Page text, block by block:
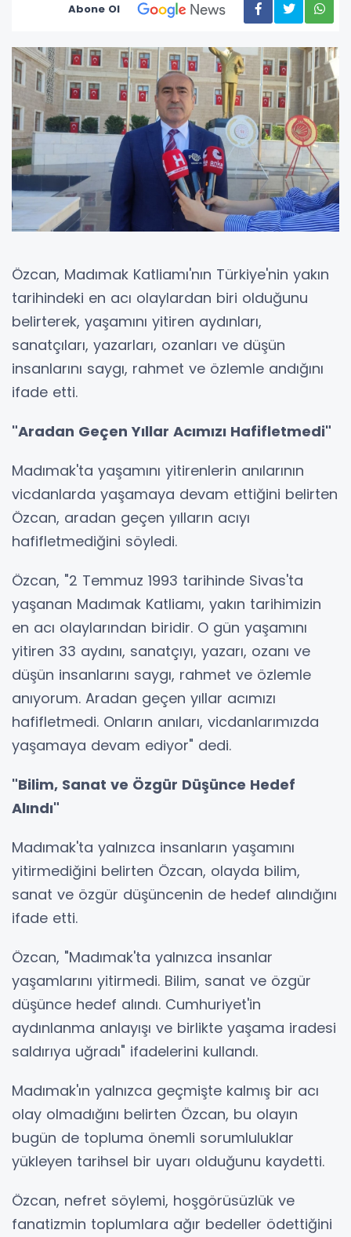
Abone Ol
Özcan, Madımak Katliamı'nın Türkiye'nin yakın
tarihindeki en acı olaylardan biri olduğunu
belirterek, yaşamını yitiren aydınları,
sanatçıları, yazarları, ozanları ve düşün
insanlarını saygı, rahmet ve özlemle andığını
ifade etti.
"Aradan Geçen Yıllar Acımızı Hafifletmedi"
Madımak'ta yaşamını yitirenlerin anılarının
vicdanlarda yaşamaya devam ettiğini belirten
Özcan, aradan geçen yılların acıyı
hafifletmediğini söyledi.
Özcan, "2 Temmuz 1993 tarihinde Sivas'ta
yaşanan Madımak Katliamı, yakın tarihimizin
en acı olaylarından biridir. O gün yaşamını
yitiren 33 aydını, sanatçıyı, yazarı, ozanı ve
düşün insanlarını saygı, rahmet ve özlemle
anıyorum. Aradan geçen yıllar acımızı
hafifletmedi. Onların anıları, vicdanlarımızda
yaşamaya devam ediyor" dedi.
"Bilim, Sanat ve Özgür Düşünce Hedef
Alındı"
Madımak'ta yalnızca insanların yaşamını
yitirmediğini belirten Özcan, olayda bilim,
sanat ve özgür düşüncenin de hedef alındığını
ifade etti.
Özcan, "Madımak'ta yalnızca insanlar
yaşamlarını yitirmedi. Bilim, sanat ve özgür
düşünce hedef alındı. Cumhuriyet'in
aydınlanma anlayışı ve birlikte yaşama iradesi
saldırıya uğradı" ifadelerini kullandı.
Madımak'ın yalnızca geçmişte kalmış bir acı
olay olmadığını belirten Özcan, bu olayın
bugün de topluma önemli sorumluluklar
yükleyen tarihsel bir uyarı olduğunu kaydetti.
Özcan, nefret söylemi, hoşgörüsüzlük ve
fanatizmin toplumlara ağır bedeller ödettiğini